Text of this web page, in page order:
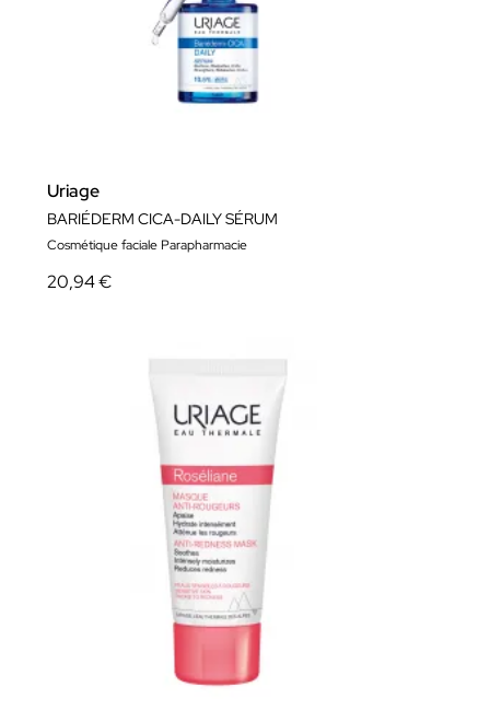
Uriage
BARIÉDERM CICA-DAILY SÉRUM
Cosmétique faciale Parapharmacie
20,94 €